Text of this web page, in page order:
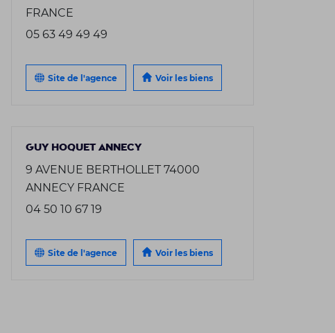
FRANCE
05 63 49 49 49
Site de l'agence Voir les biens
GUY HOQUET ANNECY
9 AVENUE BERTHOLLET 74000
ANNECY FRANCE
04 50 10 67 19
Site de l'agence Voir les biens